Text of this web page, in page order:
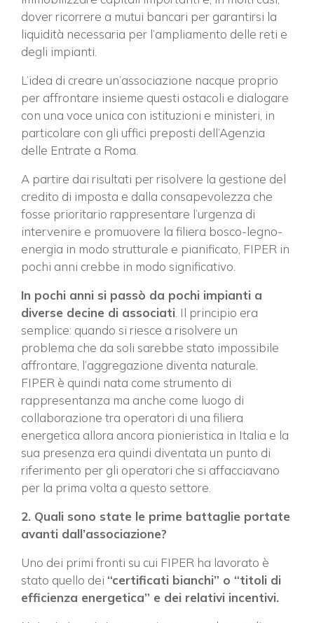
dover ricorrere a mutui bancari per garantirsi la
liquidità necessaria per l’ampliamento delle reti e
degli impianti.
L’idea di creare un’associazione nacque proprio
per affrontare insieme questi ostacoli e dialogare
con una voce unica con istituzioni e ministeri, in
particolare con gli uffici preposti dell’Agenzia
delle Entrate a Roma.
A partire dai risultati per risolvere la gestione del
credito di imposta e dalla consapevolezza che
fosse prioritario rappresentare l’urgenza di
intervenire e promuovere la filiera bosco-legno-
energia in modo strutturale e pianificato, FIPER in
pochi anni crebbe in modo significativo.
In pochi anni si passò da pochi impianti a
diverse decine di associati . Il principio era
semplice: quando si riesce a risolvere un
problema che da soli sarebbe stato impossibile
affrontare, l’aggregazione diventa naturale.
FIPER è quindi nata come strumento di
rappresentanza ma anche come luogo di
collaborazione tra operatori di una filiera
energetica allora ancora pionieristica in Italia e la
sua presenza era quindi diventata un punto di
riferimento per gli operatori che si affacciavano
per la prima volta a questo settore.
2. Quali sono state le prime battaglie portate
avanti dall’associazione?
Uno dei primi fronti su cui FIPER ha lavorato è
stato quello dei “certificati bianchi” o “titoli di
efficienza energetica” e dei relativi incentivi.